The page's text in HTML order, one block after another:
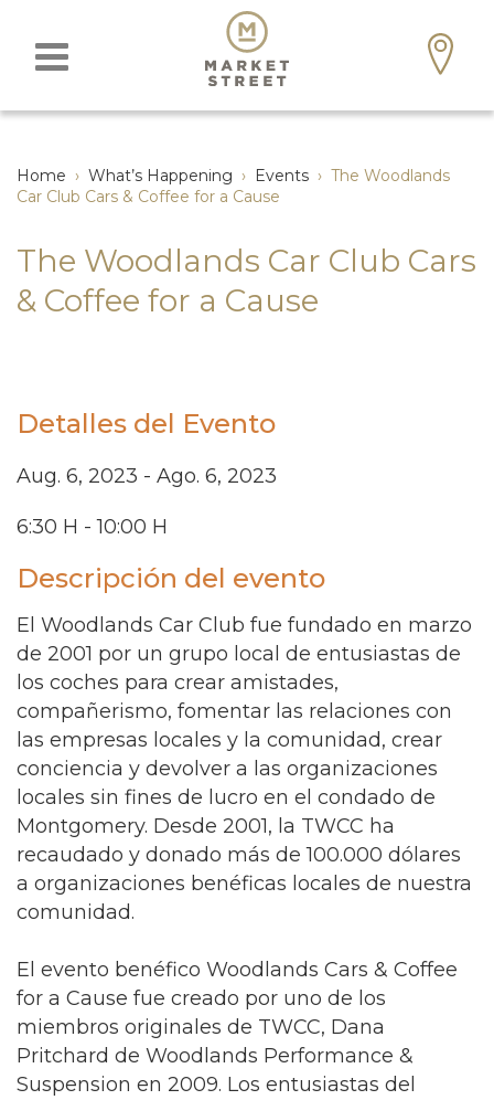
Home › What’s Happening › Events › The Woodlands
Car Club Cars & Coffee for a Cause
The Woodlands Car Club Cars
& Coffee for a Cause
Detalles del Evento
Aug. 6, 2023 - Ago. 6, 2023
6:30 H - 10:00 H
Descripción del evento
El Woodlands Car Club fue fundado en marzo
de 2001 por un grupo local de entusiastas de
los coches para crear amistades,
compañerismo, fomentar las relaciones con
las empresas locales y la comunidad, crear
conciencia y devolver a las organizaciones
locales sin fines de lucro en el condado de
Montgomery. Desde 2001, la TWCC ha
recaudado y donado más de 100.000 dólares
a organizaciones benéficas locales de nuestra
comunidad.
El evento benéfico Woodlands Cars & Coffee
for a Cause fue creado por uno de los
miembros originales de TWCC, Dana
Pritchard de Woodlands Performance &
Suspension en 2009. Los entusiastas del